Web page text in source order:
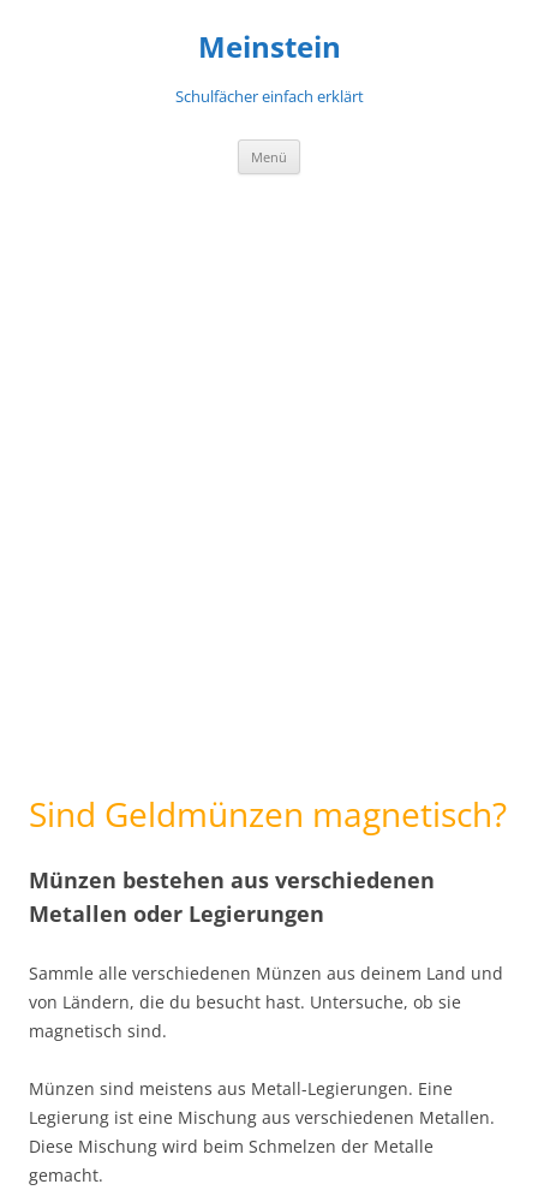
Meinstein
Schulfächer einfach erklärt
Menü
Sind Geldmünzen magnetisch?
Münzen bestehen aus verschiedenen
Metallen oder Legierungen
Sammle alle verschiedenen Münzen aus deinem Land und
von Ländern, die du besucht hast. Untersuche, ob sie
magnetisch sind.
Münzen sind meistens aus Metall-Legierungen. Eine
Legierung ist eine Mischung aus verschiedenen Metallen.
Diese Mischung wird beim Schmelzen der Metalle
gemacht.